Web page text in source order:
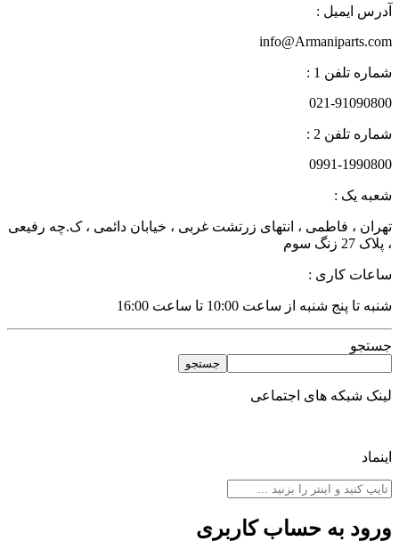
آدرس ایمیل :
info@Armaniparts.com
شماره تلفن 1 :
021-91090800
شماره تلفن 2 :
0991-1990800
شعبه یک :
تهران ، فاطمی ، انتهای زرتشت غربی ، خیابان دائمی ، ک.چه رفیعی
، پلاک 27 زنگ سوم
ساعات کاری :
شنبه تا پنج شنبه از ساعت 10:00 تا ساعت 16:00
جستجو
جستجو
لینک شبکه های اجتماعی
اینماد
ورود به حساب کاربری